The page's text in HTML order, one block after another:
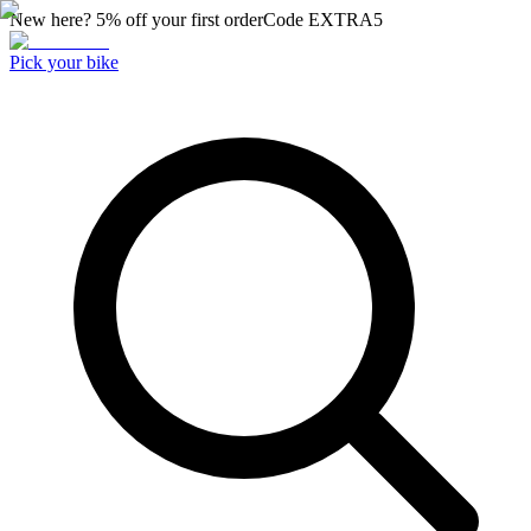
New here? 5% off your first orderCode EXTRA5
Pick your bike